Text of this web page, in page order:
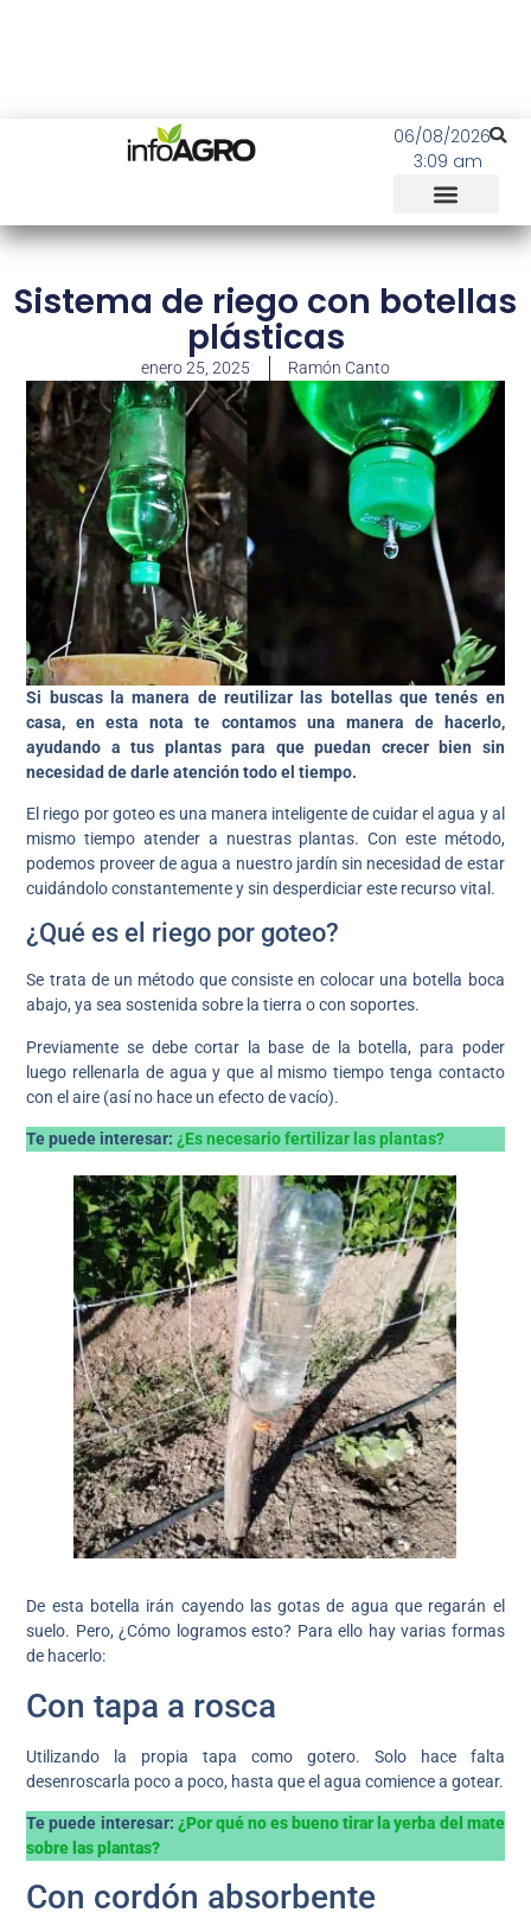
06/08/2026
3:09 am
Sistema de riego con botellas
plásticas
enero 25, 2025 Ramón Canto
Si buscas la manera de reutilizar las botellas que tenés en
casa, en esta nota te contamos una manera de hacerlo,
ayudando a tus plantas para que puedan crecer bien sin
necesidad de darle atención todo el tiempo.
El riego por goteo es una manera inteligente de cuidar el agua y al
mismo tiempo atender a nuestras plantas. Con este método,
podemos proveer de agua a nuestro jardín sin necesidad de estar
cuidándolo constantemente y sin desperdiciar este recurso vital.
¿Qué es el riego por goteo?
Se trata de un método que consiste en colocar una botella boca
abajo, ya sea sostenida sobre la tierra o con soportes.
Previamente se debe cortar la base de la botella, para poder
luego rellenarla de agua y que al mismo tiempo tenga contacto
con el aire (así no hace un efecto de vacío).
Te puede interesar:¿Es necesario fertilizar las plantas?
De esta botella irán cayendo las gotas de agua que regarán el
suelo. Pero, ¿Cómo logramos esto? Para ello hay varias formas
de hacerlo:
Con tapa a rosca
Utilizando la propia tapa como gotero. Solo hace falta
desenroscarla poco a poco, hasta que el agua comience a gotear.
Te puede interesar: ¿Por qué no es bueno tirar la yerba del mate
sobre las plantas?
Con cordón absorbente